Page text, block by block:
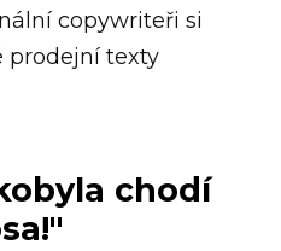
copywriteři si
prodejní texty
chodí